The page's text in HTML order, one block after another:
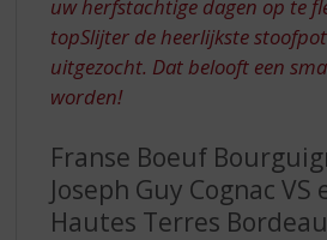
uw herfstachtige dagen op te
topSlijter de heerlijkste
uitgezocht. Dat belooft een
worden!
Franse Boeuf
Joseph Guy Cognac VS
Hautes Terres